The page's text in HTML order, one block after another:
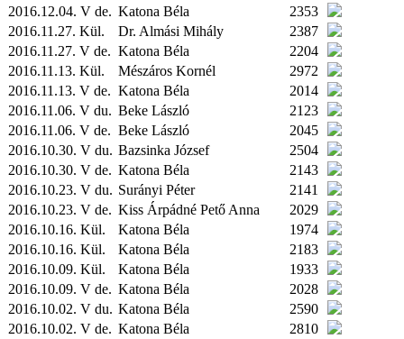
2016.12.04. V de. Katona Béla
2353
2016.11.27. Kül. Dr. Almási Mihály
2387
2016.11.27. V de. Katona Béla
2204
2016.11.13. Kül. Mészáros Kornél
2972
2016.11.13. V de. Katona Béla
2014
2016.11.06. V du. Beke László
2123
2016.11.06. V de. Beke László
2045
2016.10.30. V du. Bazsinka József
2504
2016.10.30. V de. Katona Béla
2143
2016.10.23. V du. Surányi Péter
2141
2016.10.23. V de. Kiss Árpádné Pető Anna
2029
2016.10.16. Kül. Katona Béla
1974
2016.10.16. Kül. Katona Béla
2183
2016.10.09. Kül. Katona Béla
1933
2016.10.09. V de. Katona Béla
2028
2016.10.02. V du. Katona Béla
2590
2016.10.02. V de. Katona Béla
2810